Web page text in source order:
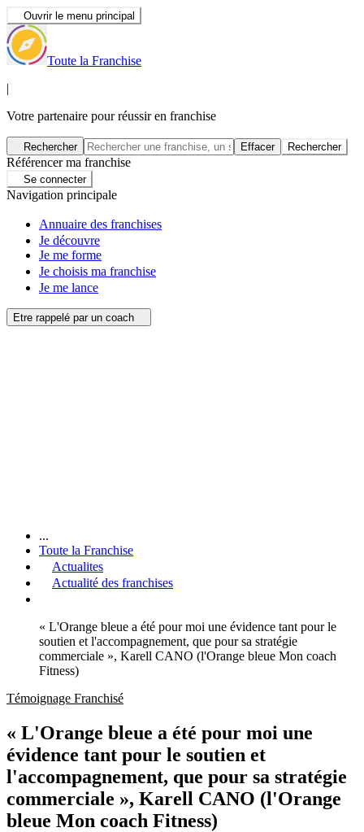
Ouvrir le menu principal
Toute la Franchise
|
Votre partenaire pour réussir en franchise
Rechercher Effacer Rechercher
Référencer ma franchise
Se connecter
Navigation principale
Annuaire des franchises
Je découvre
Je me forme
Je choisis ma franchise
Je me lance
Etre rappelé par un coach
...
Toute la Franchise
Actualites
Actualité des franchises
« L'Orange bleue a été pour moi une évidence tant pour le
soutien et l'accompagnement, que pour sa stratégie
commerciale », Karell CANO (l'Orange bleue Mon coach
Fitness)
Témoignage Franchisé
« L'Orange bleue a été pour moi une
évidence tant pour le soutien et
l'accompagnement, que pour sa stratégie
commerciale », Karell CANO (l'Orange
bleue Mon coach Fitness)